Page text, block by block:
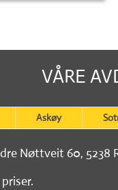
VÅRE
Askøy
Nøttveit 60, 5238